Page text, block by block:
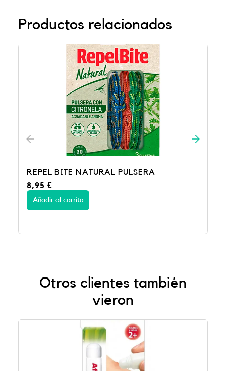
Productos relacionados
REPEL BITE NATURAL PULSERA
8,95 €
Añadir al carrito
Otros clientes también
vieron